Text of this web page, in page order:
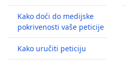
Kako doći do medijske
pokrivenosti vaše peticije
Kako uručiti peticiju